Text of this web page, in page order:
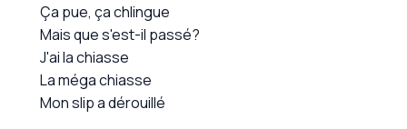
Ça pue, ça chlingue
Mais que s'est-il passé?
J'ai la chiasse
La méga chiasse
Mon slip a dérouillé